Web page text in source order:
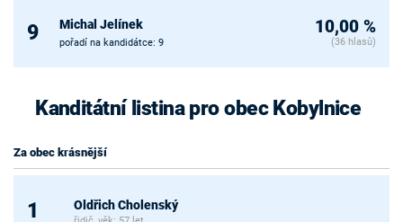
9 Michal Jelínek
pořadí na kandidátce: 9
10,00 %
(36 hlasů)
Kanditátní listina pro obec Kobylnice
Za obec krásnější
1 Oldřich Cholenský